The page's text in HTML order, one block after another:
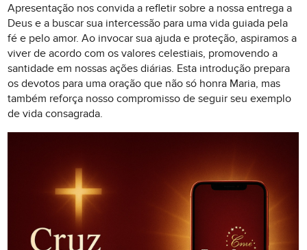
Apresentação nos convida a refletir sobre a nossa entrega a
Deus e a buscar sua intercessão para uma vida guiada pela
fé e pelo amor. Ao invocar sua ajuda e proteção, aspiramos a
viver de acordo com os valores celestiais, promovendo a
santidade em nossas ações diárias. Esta introdução prepara
os devotos para uma oração que não só honra Maria, mas
também reforça nosso compromisso de seguir seu exemplo
de vida consagrada.